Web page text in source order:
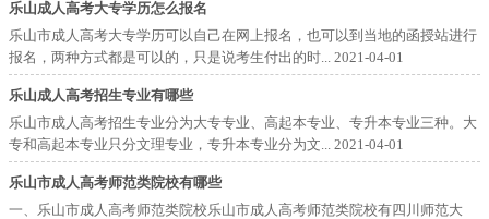
乐山成人高考大专学历怎么报名
乐山市成人高考大专学历可以自己在网上报名，也可以到当地的函授站进行
报名，两种方式都是可以的，只是说考生付出的时... 2021-04-01
乐山成人高考招生专业有哪些
乐山市成人高考招生专业分为大专专业、高起本专业、专升本专业三种。大
专和高起本专业只分文理专业，专升本专业分为文... 2021-04-01
乐山市成人高考师范类院校有哪些
一、乐山市成人高考师范类院校乐山市成人高考师范类院校有四川师范大